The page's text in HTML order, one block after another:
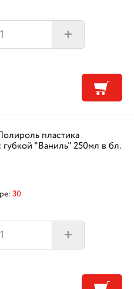
+
пластика
губкой "Ваниль" 250мл в бл.
30
+